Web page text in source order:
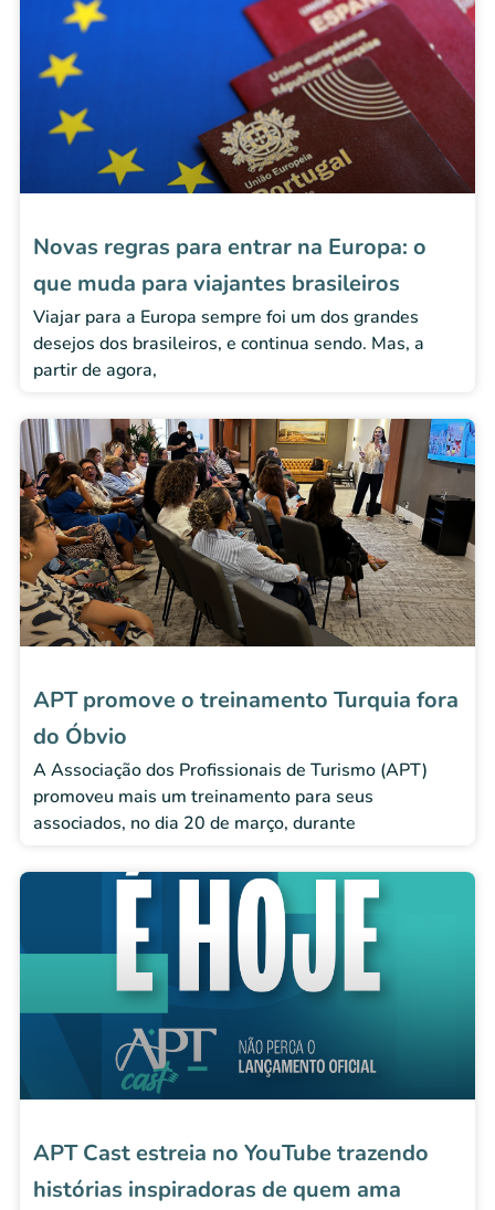
Novas regras para entrar na Europa: o
que muda para viajantes brasileiros
Viajar para a Europa sempre foi um dos grandes
desejos dos brasileiros, e continua sendo. Mas, a
partir de agora,
APT promove o treinamento Turquia fora
do Óbvio
A Associação dos Profissionais de Turismo (APT)
promoveu mais um treinamento para seus
associados, no dia 20 de março, durante
APT Cast estreia no YouTube trazendo
histórias inspiradoras de quem ama